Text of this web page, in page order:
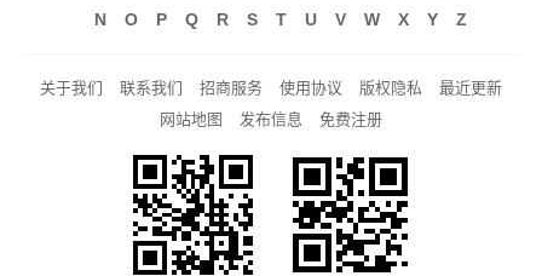
N
O P Q R S T U V W X Y Z
关于我们 联系我们 招商服务 使用协议 版权隐私
最近更新
网站地图
发布信息 免费注册